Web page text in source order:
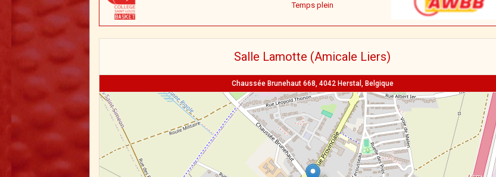
Temps plein
Salle Lamotte (Amicale Liers)
Chaussée Brunehaut 668, 4042 Herstal, Belgique